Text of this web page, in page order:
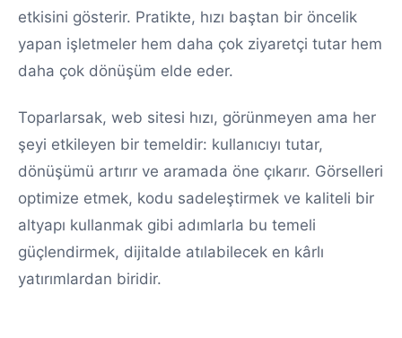
etkisini gösterir. Pratikte, hızı baştan bir öncelik
yapan işletmeler hem daha çok ziyaretçi tutar hem
daha çok dönüşüm elde eder.
Toparlarsak, web sitesi hızı, görünmeyen ama her
şeyi etkileyen bir temeldir: kullanıcıyı tutar,
dönüşümü artırır ve aramada öne çıkarır. Görselleri
optimize etmek, kodu sadeleştirmek ve kaliteli bir
altyapı kullanmak gibi adımlarla bu temeli
güçlendirmek, dijitalde atılabilecek en kârlı
yatırımlardan biridir.